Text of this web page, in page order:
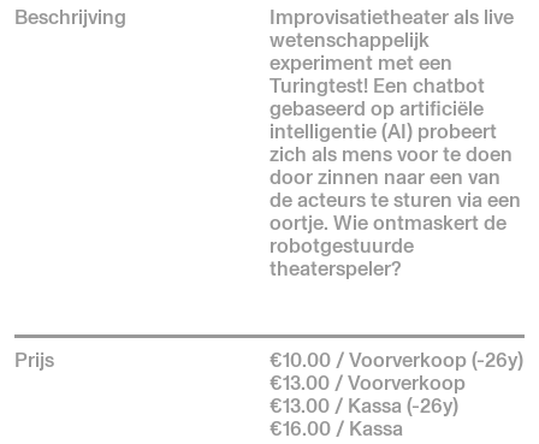
Beschrijving
Improvisatietheater als live
wetenschappelijk
experiment met een
Turingtest! Een chatbot
gebaseerd op artificiële
intelligentie (AI) probeert
zich als mens voor te doen
door zinnen naar een van
de acteurs te sturen via een
oortje. Wie ontmaskert de
robotgestuurde
theaterspeler?
Prijs
€10.00 / Voorverkoop (-26y)
€13.00 / Voorverkoop
€13.00 / Kassa (-26y)
€16.00 / Kassa